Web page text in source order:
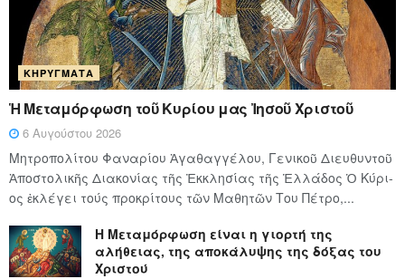
ΚΗΡΎΓΜΑΤΑ
Ἡ Μεταμόρφωση τοῦ Κυρίου μας Ἰησοῦ Χριστοῦ
6 Αυγούστου 2026
Μητροπολίτου Φαναρίου Ἀγαθαγγέλου, Γενικοῦ Διευθυντοῦ
Ἀποστολικῆς Διακονίας τῆς Ἐκκλησίας τῆς Ἑλλάδος Ὁ Κύ­ρι­
ος ἐκλέγει τούς προ­κρί­τους τῶν Μα­θη­τῶν Του Πέ­τρο,...
Η Μεταμόρφωση είναι η γιορτή της
αλήθειας, της αποκάλυψης της δόξας του
Χριστού